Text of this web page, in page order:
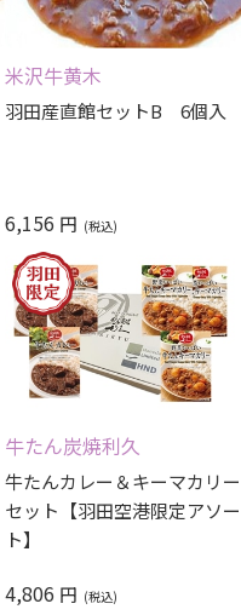
米沢牛黄木
羽田産直館セットB 6個入
6,156 円
牛たん炭焼利久
牛たんカレー＆キーマカリー
セット【羽田空港限定アソー
ト】
4,806 円